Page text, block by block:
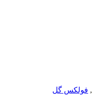
, فولکس گل